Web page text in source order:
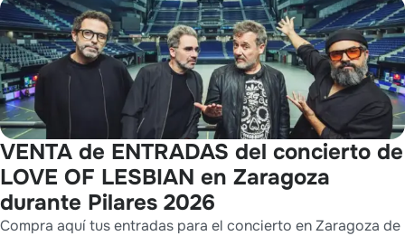
VENTA de ENTRADAS del concierto de
LOVE OF LESBIAN en Zaragoza
durante Pilares 2026
Compra aquí tus entradas para el concierto en Zaragoza de